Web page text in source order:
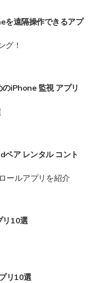
を遠隔操作できるアプ
グ！
iPhone 監視 アプリ
ペア レンタル コント
ールアプリを紹介
リ10選
リ10選